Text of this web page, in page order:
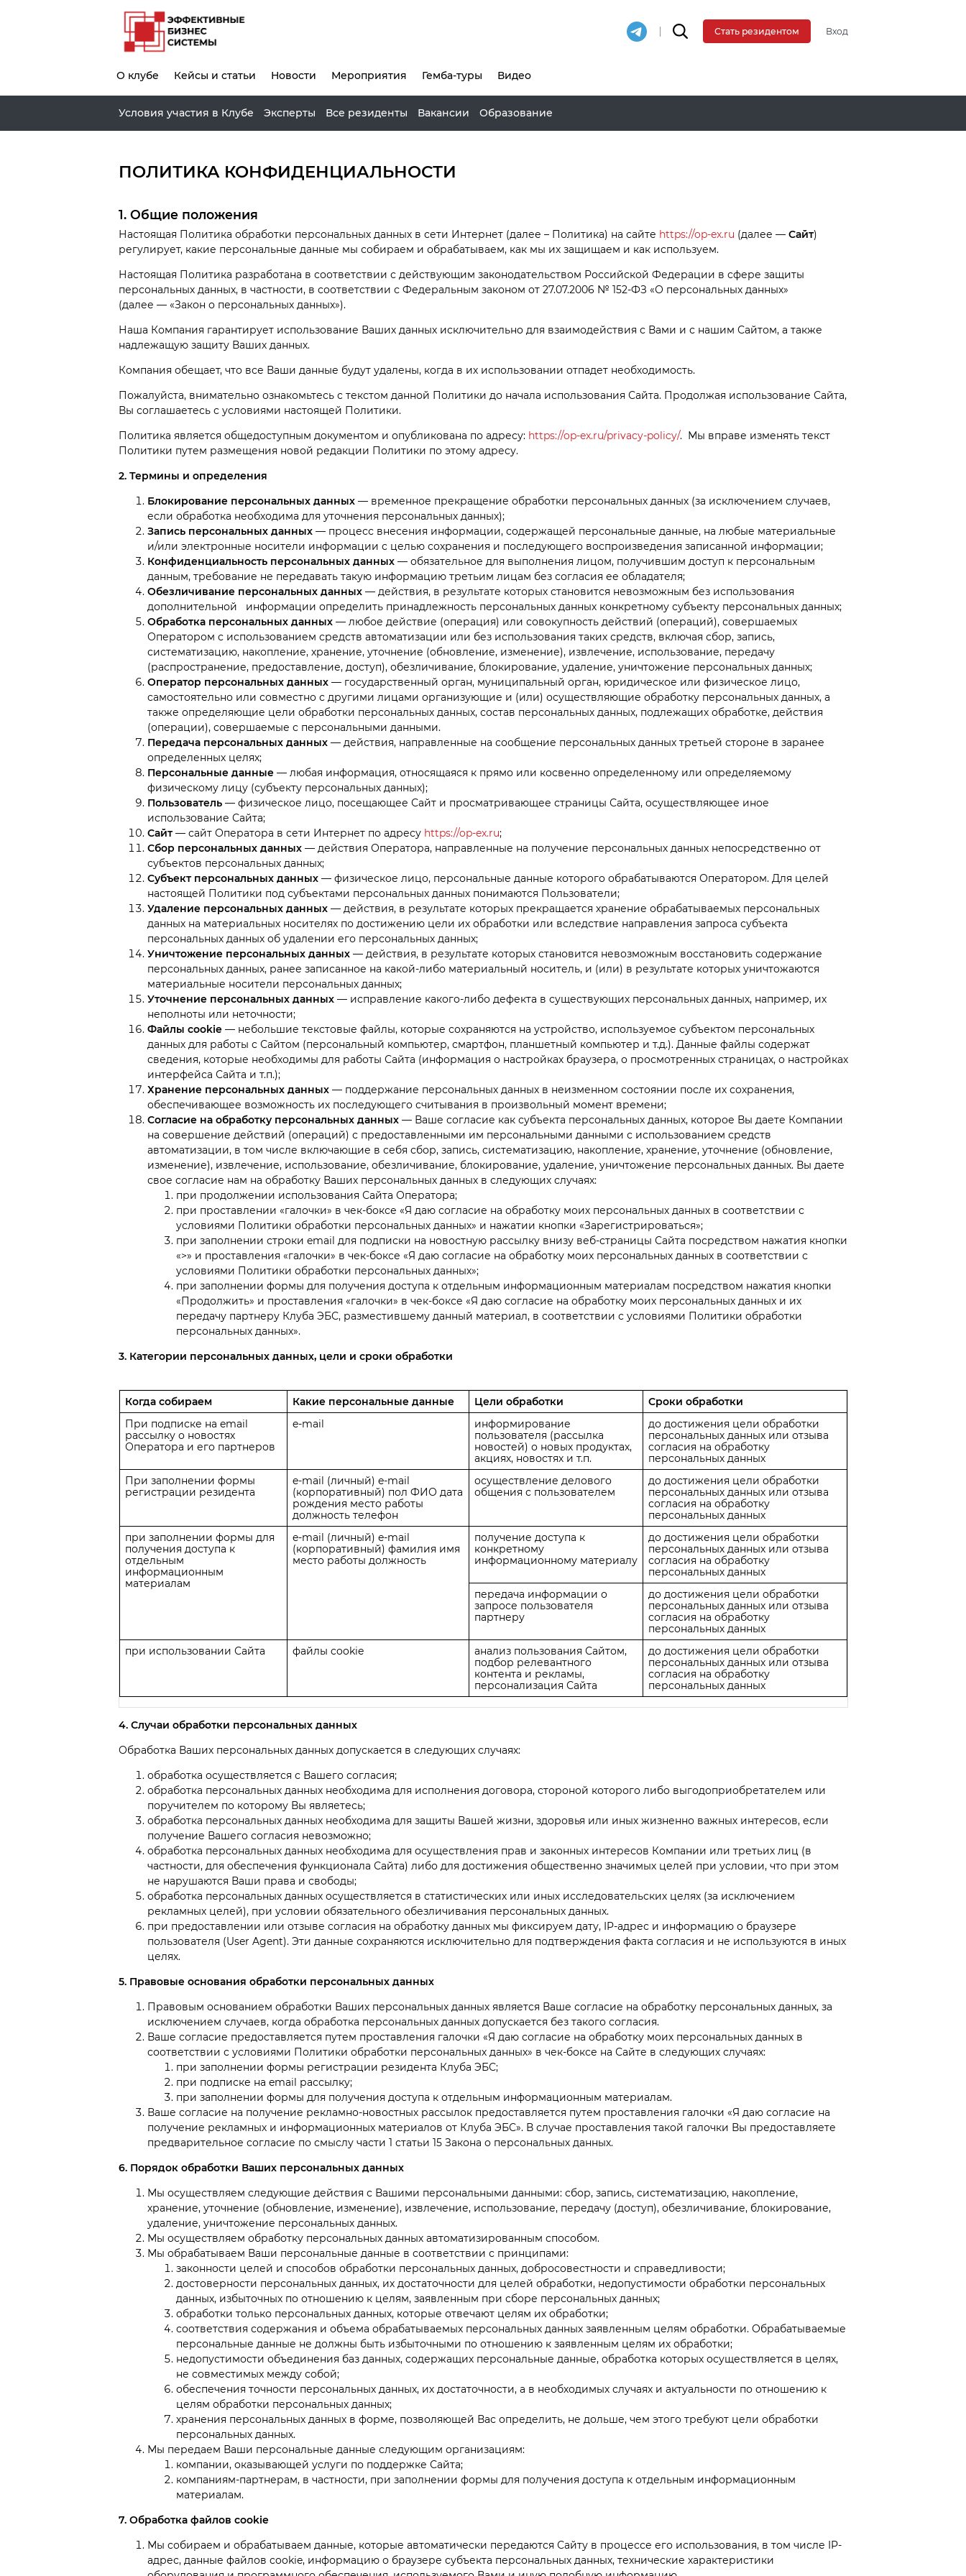
Стать резидентом Вход
О клубе Кейсы и статьи Новости Мероприятия Гемба-туры Видео
Условия участия в Клубе Эксперты Все резиденты Вакансии Образование
ПОЛИТИКА КОНФИДЕНЦИАЛЬНОСТИ
1. Общие положения
Настоящая Политика обработки персональных данных в сети Интернет (далее – Политика) на сайте https://op-ex.ru (далее — Сайт)
регулирует, какие персональные данные мы собираем и обрабатываем, как мы их защищаем и как используем.
Настоящая Политика разработана в соответствии с действующим законодательством Российской Федерации в сфере защиты
персональных данных, в частности, в соответствии с Федеральным законом от 27.07.2006 № 152-ФЗ «О персональных данных»
(далее — «Закон о персональных данных»).
Наша Компания гарантирует использование Ваших данных исключительно для взаимодействия с Вами и с нашим Сайтом, а также
надлежащую защиту Ваших данных.
Компания обещает, что все Ваши данные будут удалены, когда в их использовании отпадет необходимость.
Пожалуйста, внимательно ознакомьтесь с текстом данной Политики до начала использования Сайта. Продолжая использование Сайта,
Вы соглашаетесь с условиями настоящей Политики.
Политика является общедоступным документом и опубликована по адресу: https://op-ex.ru/privacy-policy/. Мы вправе изменять текст
Политики путем размещения новой редакции Политики по этому адресу.
2. Термины и определения
Блокирование персональных данных— временное прекращение обработки персональных данных (за исключением случаев,
если обработка необходима для уточнения персональных данных);
Запись персональных данных— процесс внесения информации, содержащей персональные данные, на любые материальные
и/или электронные носители информации с целью сохранения и последующего воспроизведения записанной информации;
Конфиденциальность персональных данных— обязательное для выполнения лицом, получившим доступ к персональным
данным, требование не передавать такую информацию третьим лицам без согласия ее обладателя;
Обезличивание персональных данных— действия, в результате которых становится невозможным без использования
дополнительной информации определить принадлежность персональных данных конкретному субъекту персональных данных;
Обработка персональных данных— любое действие (операция) или совокупность действий (операций), совершаемых
Оператором с использованием средств автоматизации или без использования таких средств, включая сбор, запись,
систематизацию, накопление, хранение, уточнение (обновление, изменение), извлечение, использование, передачу
(распространение, предоставление, доступ), обезличивание, блокирование, удаление, уничтожение персональных данных;
Оператор персональных данных— государственный орган, муниципальный орган, юридическое или физическое лицо,
самостоятельно или совместно с другими лицами организующие и (или) осуществляющие обработку персональных данных, а
также определяющие цели обработки персональных данных, состав персональных данных, подлежащих обработке, действия
(операции), совершаемые с персональными данными.
Передача персональных данных— действия, направленные на сообщение персональных данных третьей стороне в заранее
определенных целях;
Персональные данные— любая информация, относящаяся к прямо или косвенно определенному или определяемому
физическому лицу (субъекту персональных данных);
Пользователь— физическое лицо, посещающее Сайт и просматривающее страницы Сайта, осуществляющее иное
использование Сайта;
Сайт— сайт Оператора в сети Интернет по адресу https://op-ex.ru;
Сбор персональных данных — действия Оператора, направленные на получение персональных данных непосредственно от
субъектов персональных данных;
Субъект персональных данных — физическое лицо, персональные данные которого обрабатываются Оператором. Для целей
настоящей Политики под субъектами персональных данных понимаются Пользователи;
Удаление персональных данных— действия, в результате которых прекращается хранение обрабатываемых персональных
данных на материальных носителях по достижению цели их обработки или вследствие направления запроса субъекта
персональных данных об удалении его персональных данных;
Уничтожение персональных данных— действия, в результате которых становится невозможным восстановить содержание
персональных данных, ранее записанное на какой-либо материальный носитель, и (или) в результате которых уничтожаются
материальные носители персональных данных;
Уточнение персональных данных— исправление какого-либо дефекта в существующих персональных данных, например, их
неполноты или неточности;
Файлы cookie— небольшие текстовые файлы, которые сохраняются на устройство, используемое субъектом персональных
данных для работы с Сайтом (персональный компьютер, смартфон, планшетный компьютер и т.д.). Данные файлы содержат
сведения, которые необходимы для работы Сайта (информация о настройках браузера, о просмотренных страницах, о настройках
интерфейса Сайта и т.п.);
Хранение персональных данных— поддержание персональных данных в неизменном состоянии после их сохранения,
обеспечивающее возможность их последующего считывания в произвольный момент времени;
Согласие на обработку персональных данных— Ваше согласие как субъекта персональных данных, которое Вы даете Компании
на совершение действий (операций) с предоставленными им персональными данными с использованием средств
автоматизации, в том числе включающие в себя сбор, запись, систематизацию, накопление, хранение, уточнение (обновление,
изменение), извлечение, использование, обезличивание, блокирование, удаление, уничтожение персональных данных. Вы даете
свое согласие нам на обработку Ваших персональных данных в следующих случаях:
при продолжении использования Сайта Оператора;
при проставлении «галочки» в чек-боксе «Я даю согласие на обработку моих персональных данных в соответствии с
условиями Политики обработки персональных данных» и нажатии кнопки «Зарегистрироваться»;
при заполнении строки email для подписки на новостную рассылку внизу веб-страницы Сайта посредством нажатия кнопки
«>» и проставления «галочки» в чек-боксе «Я даю согласие на обработку моих персональных данных в соответствии с
условиями Политики обработки персональных данных»;
при заполнении формы для получения доступа к отдельным информационным материалам посредством нажатия кнопки
«Продолжить» и проставления «галочки» в чек-боксе «Я даю согласие на обработку моих персональных данных и их
передачу партнеру Клуба ЭБС, разместившему данный материал, в соответствии с условиями Политики обработки
персональных данных».
3. Категории персональных данных, цели и сроки обработки
Когда собираем Какие персональные данные Цели обработки
Сроки обработки
При подписке на email
рассылку о новостях
Оператора и его партнеров
e-mail
информирование
пользователя (рассылка
новостей) о новых продуктах,
акциях, новостях и т.п.
до достижения цели обработки
персональных данных или отзыва
согласия на обработку
персональных данных
При заполнении формы
регистрации резидента
e-mail (личный) e-mail
(корпоративный) пол ФИО дата
рождения место работы
должность телефон
осуществление делового
общения с пользователем
до достижения цели обработки
персональных данных или отзыва
согласия на обработку
персональных данных
при заполнении формы для
получения доступа к
отдельным
информационным
материалам
e-mail (личный) e-mail
(корпоративный) фамилия имя
место работы должность
получение доступа к
конкретному
информационному материалу
до достижения цели обработки
персональных данных или отзыва
согласия на обработку
персональных данных
передача информации о
запросе пользователя
партнеру
до достижения цели обработки
персональных данных или отзыва
согласия на обработку
персональных данных
при использовании Сайта
файлы cookie
анализ пользования Сайтом,
подбор релевантного
контента и рекламы,
персонализация Сайта
до достижения цели обработки
персональных данных или отзыва
согласия на обработку
персональных данных
4. Случаи обработки персональных данных
Обработка Ваших персональных данных допускается в следующих случаях:
обработка осуществляется с Вашего согласия;
обработка персональных данных необходима для исполнения договора, стороной которого либо выгодоприобретателем или
поручителем по которому Вы являетесь;
обработка персональных данных необходима для защиты Вашей жизни, здоровья или иных жизненно важных интересов, если
получение Вашего согласия невозможно;
обработка персональных данных необходима для осуществления прав и законных интересов Компании или третьих лиц (в
частности, для обеспечения функционала Сайта) либо для достижения общественно значимых целей при условии, что при этом
не нарушаются Ваши права и свободы;
обработка персональных данных осуществляется в статистических или иных исследовательских целях (за исключением
рекламных целей), при условии обязательного обезличивания персональных данных.
при предоставлении или отзыве согласия на обработку данных мы фиксируем дату, IP-адрес и информацию о браузере
пользователя (User Agent). Эти данные сохраняются исключительно для подтверждения факта согласия и не используются в иных
целях.
5. Правовые основания обработки персональных данных
Правовым основанием обработки Ваших персональных данных является Ваше согласие на обработку персональных данных, за
исключением случаев, когда обработка персональных данных допускается без такого согласия.
Ваше согласие предоставляется путем проставления галочки «Я даю согласие на обработку моих персональных данных в
соответствии с условиями Политики обработки персональных данных» в чек-боксе на Сайте в следующих случаях:
при заполнении формы регистрации резидента Клуба ЭБС;
при подписке на email рассылку;
при заполнении формы для получения доступа к отдельным информационным материалам.
Ваше согласие на получение рекламно-новостных рассылок предоставляется путем проставления галочки «Я даю согласие на
получение рекламных и информационных материалов от Клуба ЭБС». В случае проставления такой галочки Вы предоставляете
предварительное согласие по смыслу части 1 статьи 15 Закона о персональных данных.
6. Порядок обработки Ваших персональных данных
Мы осуществляем следующие действия с Вашими персональными данными: сбор, запись, систематизацию, накопление,
хранение, уточнение (обновление, изменение), извлечение, использование, передачу (доступ), обезличивание, блокирование,
удаление, уничтожение персональных данных.
Мы осуществляем обработку персональных данных автоматизированным способом.
Мы обрабатываем Ваши персональные данные в соответствии с принципами:
законности целей и способов обработки персональных данных, добросовестности и справедливости;
достоверности персональных данных, их достаточности для целей обработки, недопустимости обработки персональных
данных, избыточных по отношению к целям, заявленным при сборе персональных данных;
обработки только персональных данных, которые отвечают целям их обработки;
соответствия содержания и объема обрабатываемых персональных данных заявленным целям обработки. Обрабатываемые
персональные данные не должны быть избыточными по отношению к заявленным целям их обработки;
недопустимости объединения баз данных, содержащих персональные данные, обработка которых осуществляется в целях,
не совместимых между собой;
обеспечения точности персональных данных, их достаточности, а в необходимых случаях и актуальности по отношению к
целям обработки персональных данных;
хранения персональных данных в форме, позволяющей Вас определить, не дольше, чем этого требуют цели обработки
персональных данных.
Мы передаем Ваши персональные данные следующим организациям:
компании, оказывающей услуги по поддержке Сайта;
компаниям-партнерам, в частности, при заполнении формы для получения доступа к отдельным информационным
материалам.
7. Обработка файлов cookie
Мы собираем и обрабатываем данные, которые автоматически передаются Сайту в процессе его использования, в том числе IP-
адрес, данные файлов cookie, информацию о браузере субъекта персональных данных, технические характеристики